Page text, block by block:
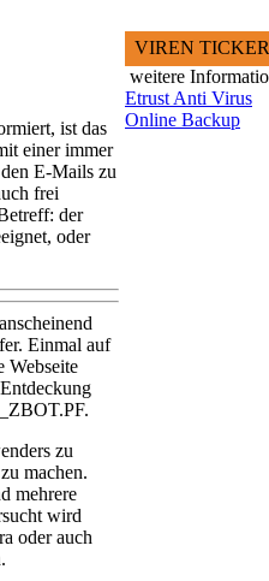
ist das
einer immer
E-Mails zu
frei
der
oder
Einmal auf
Webseite
zu
machen.
mehrere
wird
oder auch
VIREN TICKER
weitere
Etrust Anti Virus
Online Backup